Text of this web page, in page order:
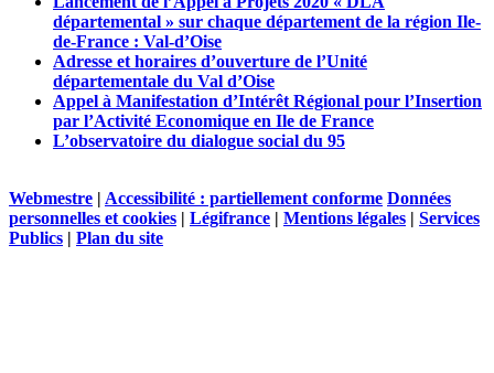
départemental » sur chaque département de la région Ile-
de-France : Val-d’Oise
Adresse et horaires d’ouverture de l’Unité
départementale du Val d’Oise
Appel à Manifestation d’Intérêt Régional pour l’Insertion
par l’Activité Economique en Ile de France
L’observatoire du dialogue social du 95
Webmestre | Accessibilité : partiellement conforme Données
personnelles et cookies | Légifrance | Mentions légales | Services
Publics | Plan du site